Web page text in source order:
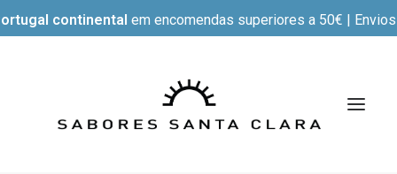
continental em encomendas superiores a 50€ |